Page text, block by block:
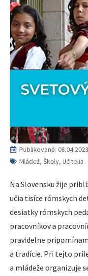
Publikované: 08.04.2023
Mládež, Školy, Učitelia
Na Slovensku žije
učia tisíce rómskych
desiatky rómskych
pracovníkov a
pravidelne
a tradície. Pri tejto
a mládeže organizuje